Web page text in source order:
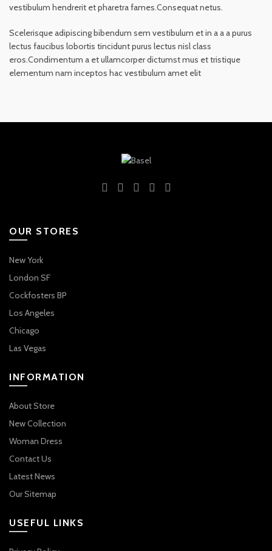
vestibulum hendrerit et pharetra fames.Consequat netus.
Scelerisque adipiscing bibendum sem vestibulum et in a a a purus
lectus faucibus lobortis tincidunt purus lectus nisl class
eros.Condimentum a et ullamcorper dictumst mus et tristique
elementum nam inceptos hac vestibulum amet elit
OUR STORES
New York
London SF
Cockfosters BP
Los Angeles
Chicago
Las Vegas
INFORMATION
About Store
New Collection
Woman Dress
Contact Us
Latest News
Our Sitemap
USEFUL LINKS